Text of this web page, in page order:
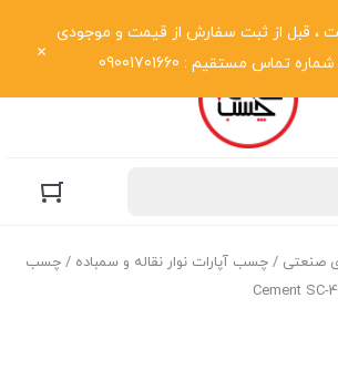
، قبل از ثبت سفارش از قیمت و موجودی
تماس مستقیم : 09001701660
صنعتی / چسب آپارات نوار نقاله و سمباده / چسب